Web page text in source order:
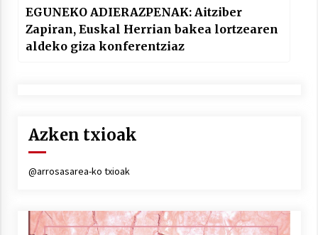
EGUNEKO ADIERAZPENAK: Aitziber
Zapiran, Euskal Herrian bakea lortzearen
aldeko giza konferentziaz
Azken txioak
@arrosasarea-ko txioak